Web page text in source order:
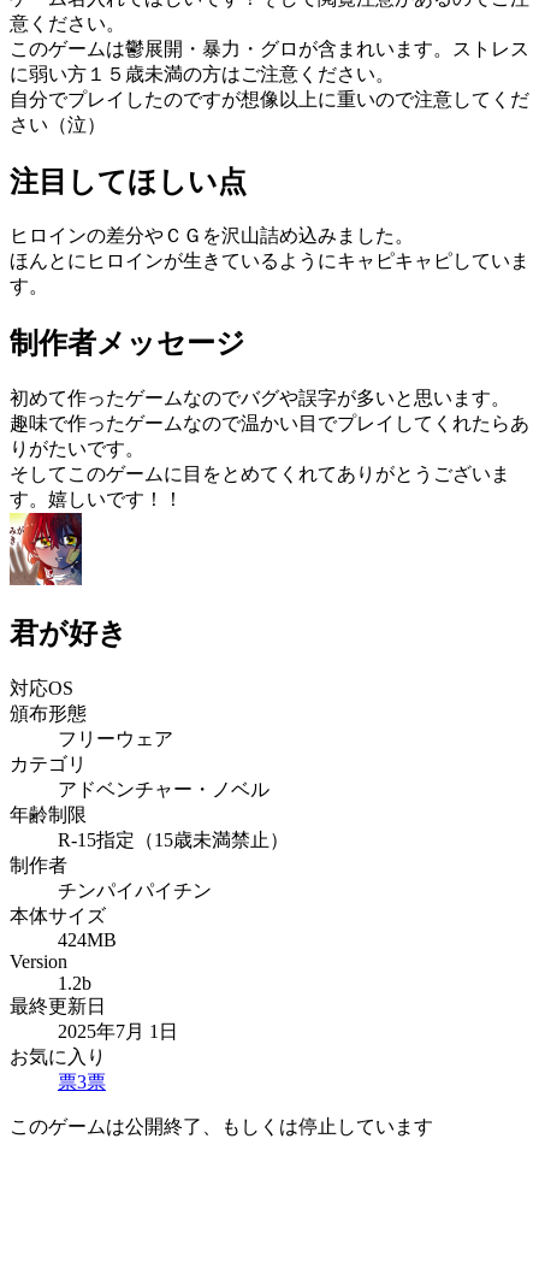
意ください。
このゲームは鬱展開・暴力・グロが含まれいます。ストレス
に弱い方１５歳未満の方はご注意ください。
自分でプレイしたのですが想像以上に重いので注意してくだ
さい（泣）
注目してほしい点
ヒロインの差分やＣＧを沢山詰め込みました。
ほんとにヒロインが生きているようにキャピキャピしていま
す。
制作者メッセージ
初めて作ったゲームなのでバグや誤字が多いと思います。
趣味で作ったゲームなので温かい目でプレイしてくれたらあ
りがたいです。
そしてこのゲームに目をとめてくれてありがとうございま
す。嬉しいです！！
君が好き
対応OS
頒布形態
フリーウェア
カテゴリ
アドベンチャー・ノベル
年齢制限
R-15指定（15歳未満禁止）
制作者
チンパイパイチン
本体サイズ
424MB
Version
1.2b
最終更新日
2025年7月 1日
お気に入り
票3票
このゲームは公開終了、もしくは停止しています